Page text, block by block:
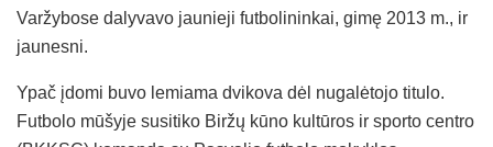
Varžybose dalyvavo jaunieji futbolininkai, gimę 2013 m., ir
jaunesni.
Ypač įdomi buvo lemiama dvikova dėl nugalėtojo titulo.
Futbolo mūšyje susitiko Biržų kūno kultūros ir sporto centro